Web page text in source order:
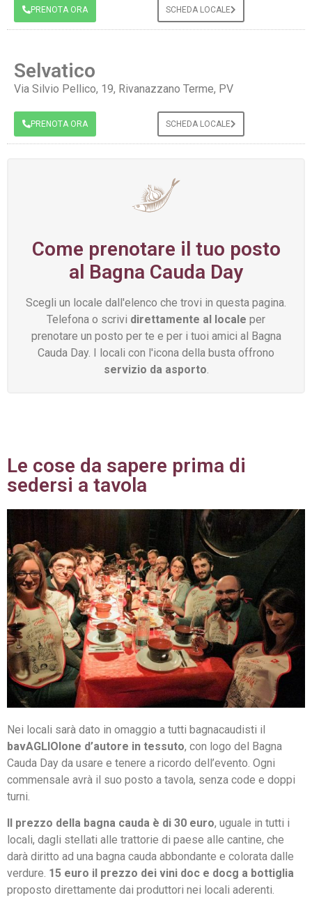
PRENOTA ORA SCHEDA LOCALE
Selvatico
Via Silvio Pellico, 19, Rivanazzano Terme, PV
PRENOTA ORA SCHEDA LOCALE
Come prenotare il tuo posto
al Bagna Cauda Day
Scegli un locale dall'elenco che trovi in questa pagina.
Telefona o scrivi direttamente al locale per
prenotare un posto per te e per i tuoi amici al Bagna
Cauda Day. I locali con l'icona della busta offrono
servizio da asporto
Le cose da sapere prima di
sedersi a tavola
Nei locali sarà dato in omaggio a tutti bagnacaudisti il
bavAGLIOlone d’autore in tessuto, con logo del Bagna
Cauda Day da usare e tenere a ricordo dell’evento. Ogni
commensale avrà il suo posto a tavola, senza code e doppi
turni.
Il prezzo della bagna cauda è di 30 euro, uguale in tutti i
locali, dagli stellati alle trattorie di paese alle cantine, che
darà diritto ad una bagna cauda abbondante e colorata dalle
verdure. 15 euro il prezzo dei vini doc e docg a bottiglia
proposto direttamente dai produttori nei locali aderenti.